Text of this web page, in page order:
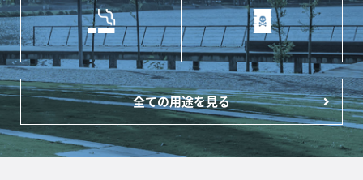
全ての用途を見る